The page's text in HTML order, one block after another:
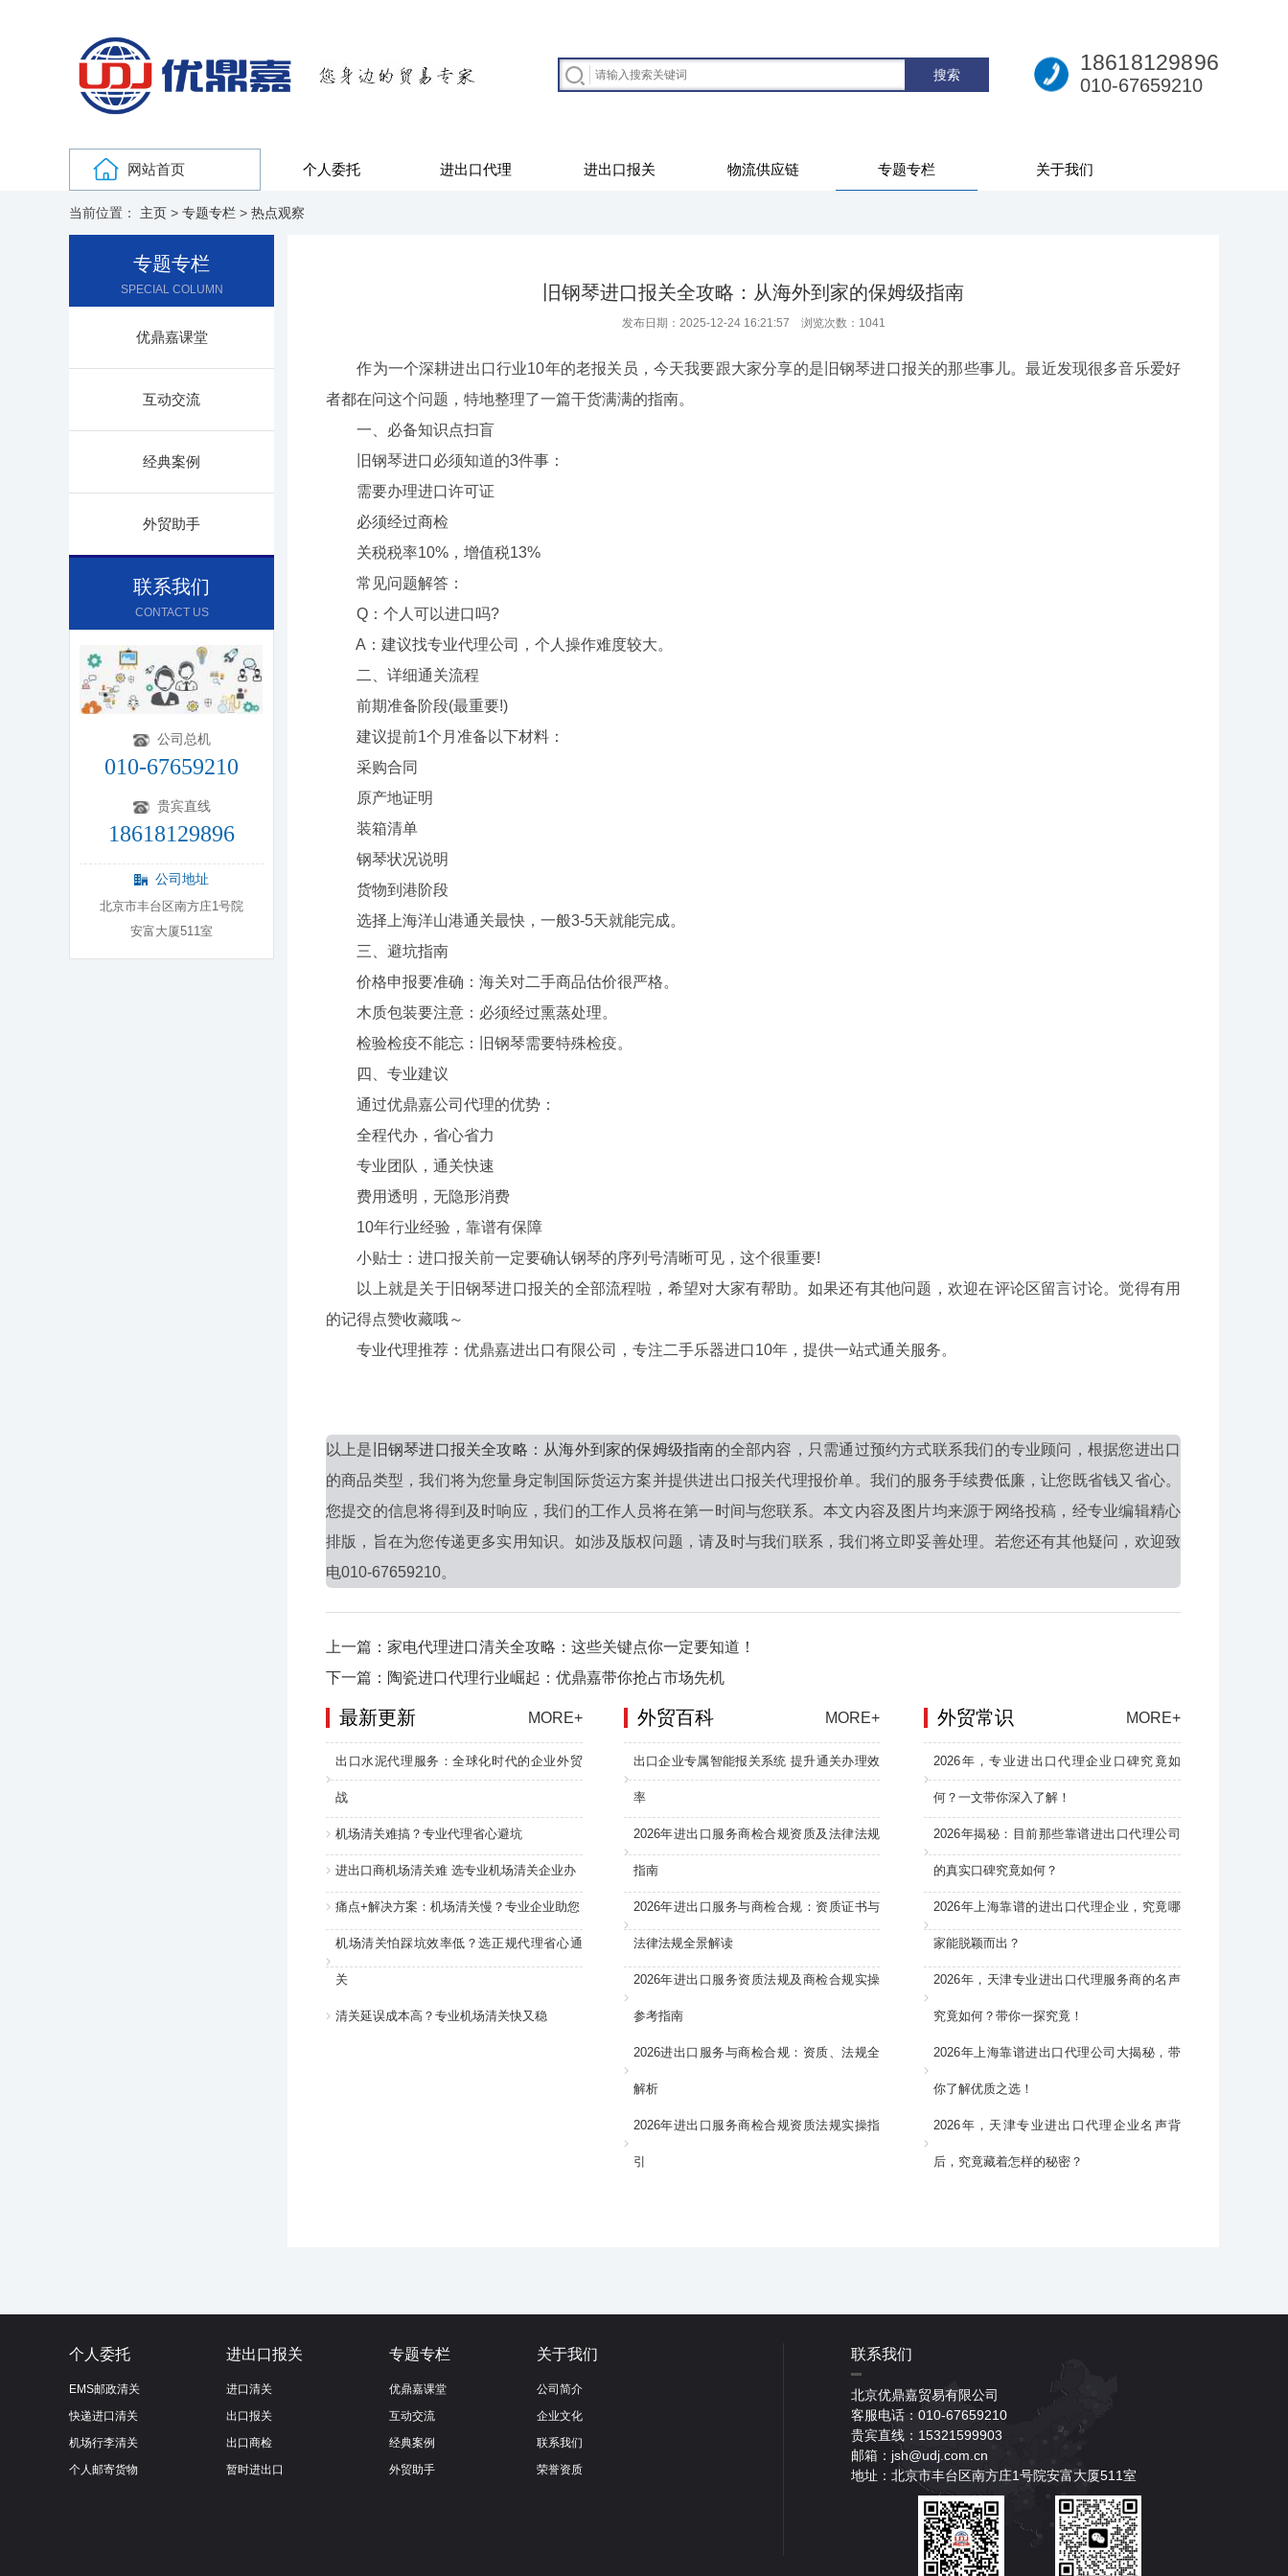
18618129896
010-67659210
网站首页 个人委托 进出口代理 进出口报关 物流供应链 专题专栏 关于我们
当前位置： 主页 > 专题专栏 > 热点观察
专题专栏
SPECIAL COLUMN
优鼎嘉课堂
互动交流
经典案例
外贸助手
联系我们
CONTACT US
公司总机
010-67659210
贵宾直线
18618129896
公司地址
北京市丰台区南方庄1号院
安富大厦511室
旧钢琴进口报关全攻略：从海外到家的保姆级指南
发布日期：2025-12-24 16:21:57 浏览次数： 1041
作为一个深耕进出口行业10年的老报关员，今天我要跟大家分享的是旧钢琴进口报关的那些事儿。最近发现很多音乐爱好
者都在问这个问题，特地整理了一篇干货满满的指南。
一、必备知识点扫盲
旧钢琴进口必须知道的3件事：
需要办理进口许可证
必须经过商检
关税税率10%，增值税13%
常见问题解答：
Q：个人可以进口吗?
A：建议找专业代理公司，个人操作难度较大。
二、详细通关流程
前期准备阶段(最重要!)
建议提前1个月准备以下材料：
采购合同
原产地证明
装箱清单
钢琴状况说明
货物到港阶段
选择上海洋山港通关最快，一般3-5天就能完成。
三、避坑指南
价格申报要准确：海关对二手商品估价很严格。
木质包装要注意：必须经过熏蒸处理。
检验检疫不能忘：旧钢琴需要特殊检疫。
四、专业建议
通过优鼎嘉公司代理的优势：
全程代办，省心省力
专业团队，通关快速
费用透明，无隐形消费
10年行业经验，靠谱有保障
小贴士：进口报关前一定要确认钢琴的序列号清晰可见，这个很重要!
以上就是关于旧钢琴进口报关的全部流程啦，希望对大家有帮助。如果还有其他问题，欢迎在评论区留言讨论。觉得有用
的记得点赞收藏哦～
专业代理推荐：优鼎嘉进出口有限公司，专注二手乐器进口10年，提供一站式通关服务。
以上是 旧钢琴进口报关全攻略：从海外到家的保姆级指南的全部内容，只需通过预约方式联系我们的专业顾问，根据您进出口
的商品类型，我们将为您量身定制国际货运方案并提供进出口报关代理报价单。我们的服务手续费低廉，让您既省钱又省心。
您提交的信息将得到及时响应，我们的工作人员将在第一时间与您联系。本文内容及图片均来源于网络投稿，经专业编辑精心
排版，旨在为您传递更多实用知识。如涉及版权问题，请及时与我们联系，我们将立即妥善处理。若您还有其他疑问，欢迎致
电010-67659210。
上一篇：家电代理进口清关全攻略：这些关键点你一定要知道！
下一篇：陶瓷进口代理行业崛起：优鼎嘉带你抢占市场先机
最新更新 MORE+
出口水泥代理服务：全球化时代的企业外贸
战
机场清关难搞？专业代理省心避坑
进出口商机场清关难 选专业机场清关企业办
痛点+解决方案：机场清关慢？专业企业助您
机场清关怕踩坑效率低？选正规代理省心通
关
清关延误成本高？专业机场清关快又稳
外贸常识 MORE+
2026年，专业进出口代理企业口碑究竟如
何？一文带你深入了解！
2026年揭秘：目前那些靠谱进出口代理公司
的真实口碑究竟如何？
2026年上海靠谱的进出口代理企业，究竟哪
家能脱颖而出？
2026年，天津专业进出口代理服务商的名声
究竟如何？带你一探究竟！
2026年上海靠谱进出口代理公司大揭秘，带
你了解优质之选！
2026年，天津专业进出口代理企业名声背
后，究竟藏着怎样的秘密？
外贸百科 MORE+
出口企业专属智能报关系统 提升通关办理效
率
2026年进出口服务商检合规资质及法律法规
指南
2026年进出口服务与商检合规：资质证书与
法律法规全景解读
2026年进出口服务资质法规及商检合规实操
参考指南
2026进出口服务与商检合规：资质、法规全
解析
2026年进出口服务商检合规资质法规实操指
引
个人委托
EMS邮政清关
快递进口清关
机场行李清关
个人邮寄货物
进出口报关
进口清关
出口报关
出口商检
暂时进出口
专题专栏
优鼎嘉课堂
互动交流
经典案例
外贸助手
关于我们
公司简介
企业文化
联系我们
荣誉资质
联系我们
北京优鼎嘉贸易有限公司
客服电话：010-67659210
贵宾直线：15321599903
邮箱：jsh@udj.com.cn
地址：北京市丰台区南方庄1号院安富大厦511室